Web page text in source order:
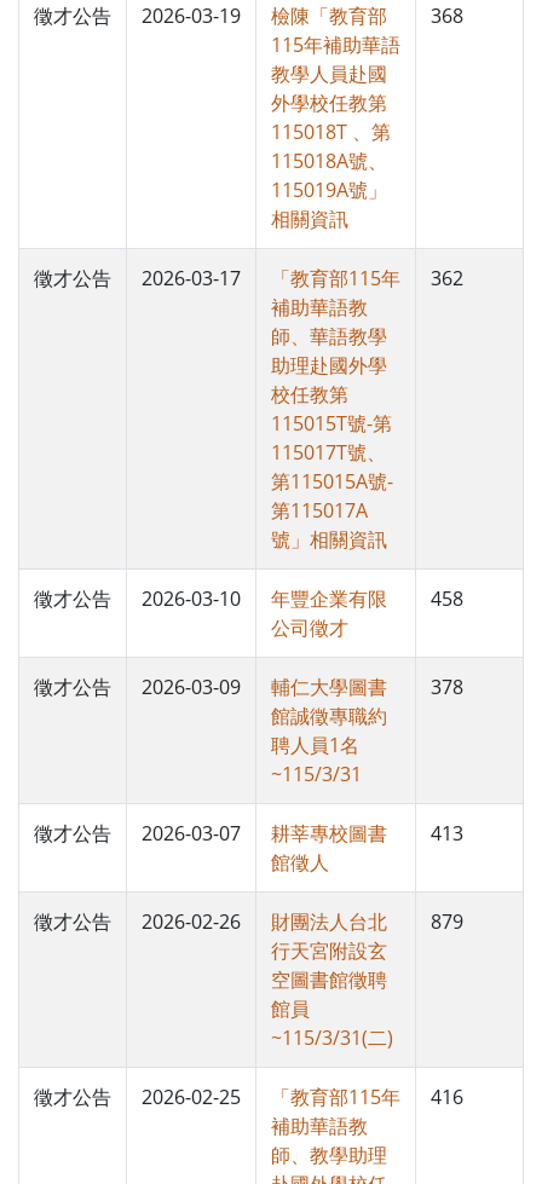
徵才公告 2026-03-19
檢陳「教育部
115年補助華語
教學人員赴國
外學校任教第
115018T 、第
115018A號、
115019A號」
相關資訊
368
徵才公告 2026-03-17
「教育部115年
補助華語教
師、華語教學
助理赴國外學
校任教第
115015T號-第
115017T號、
第115015A號-
第115017A
號」相關資訊
362
徵才公告 2026-03-10
年豐企業有限
公司徵才
458
徵才公告 2026-03-09
輔仁大學圖書
館誠徵專職約
聘人員1名
~115/3/31
378
徵才公告 2026-03-07
耕莘專校圖書
館徵人
413
徵才公告 2026-02-26
財團法人台北
行天宮附設玄
空圖書館徵聘
館員
~115/3/31(二)
879
徵才公告 2026-02-25
「教育部115年
補助華語教
師、教學助理
416